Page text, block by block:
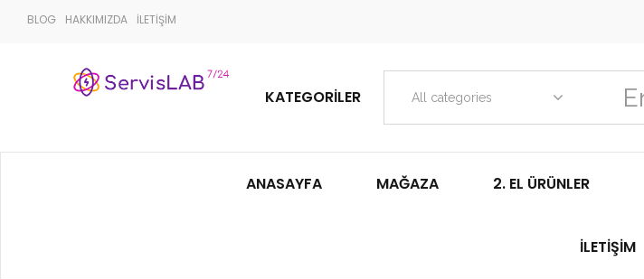
BLOG HAKKIMIZDA İLETİŞİM
KATEGORILER All categories
ANASAYFA MAĞAZA 2. EL ÜRÜNLER
İLETIŞIM